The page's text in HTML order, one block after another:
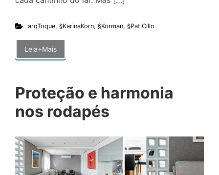
arqToque, §KarinaKorn, §Korman, §PatiCillo
Leia+Mais
Proteção e harmonia
nos rodapés